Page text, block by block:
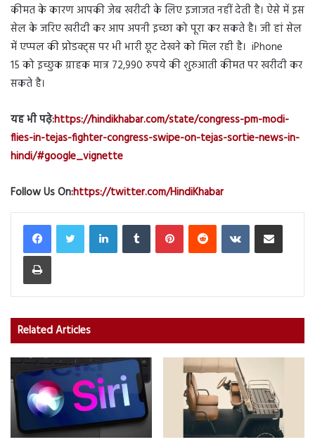
कीमत के कारण आपकी जेब खरीदी के लिए इजाजत नहीं देती है। ऐसे में इस
सेल के जरिए खरीदी कर आप अपनी इच्छा को पूरा कर सकते है। जी हां सेल
में एप्पल की प्रोडक्ट्स पर भी भारी छूट देखने को मिल रही है। iPhone
15 को इच्छुक ग्राहक मात्र 72,990 रुपये की शुरुआती कीमत पर खरीदी कर
सकते है।
यह भी पढ़े:https://hindikhabar.com/state/congress-pm-modi-
flies-in-tejas-fighter-congress-swipe-on-tejas-sortie-news-in-
hindi/#google_vignette
Follow Us On:https://twitter.com/HindiKhabar
LinkedInTumblr PinterestReddit VKontakteShare via Email
Print
Related Articles